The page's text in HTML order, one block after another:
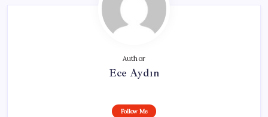
Author
Ece Aydın
Follow Me